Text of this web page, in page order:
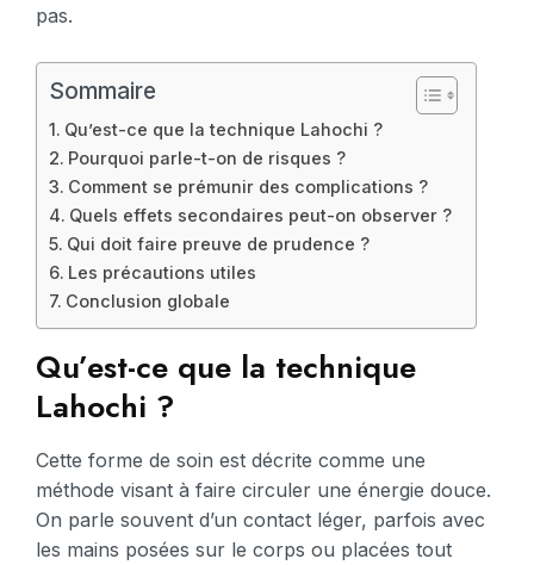
pas.
Sommaire
Qu’est-ce que la technique Lahochi ?
Pourquoi parle-t-on de risques ?
Comment se prémunir des complications ?
Quels effets secondaires peut-on observer ?
Qui doit faire preuve de prudence ?
Les précautions utiles
Conclusion globale
Qu’est-ce que la technique
Lahochi ?
Cette forme de soin est décrite comme une
méthode visant à faire circuler une énergie douce.
On parle souvent d’un contact léger, parfois avec
les mains posées sur le corps ou placées tout